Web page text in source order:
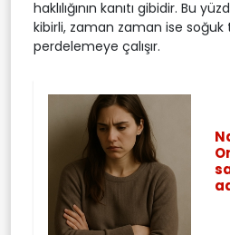
haklılığının kanıtı gibidir. Bu
kibirli, zaman zaman ise soğuk
perdelemeye çalışır.